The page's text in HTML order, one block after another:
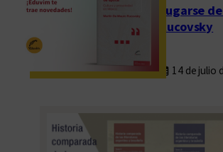
Fugarse
Rucovsky
14 de julio